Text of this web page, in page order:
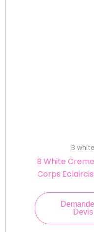
B white
B White
Corps
Devis